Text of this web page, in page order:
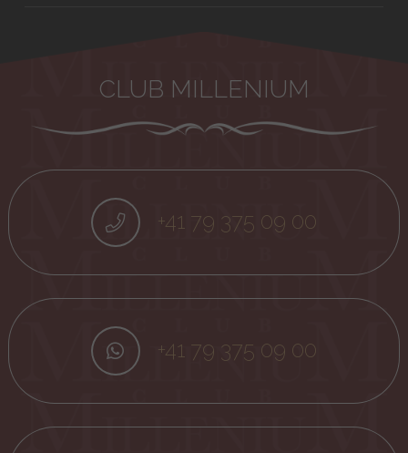
CLUB MILLENIUM
+41 79 375 09 00
+41 79 375 09 00